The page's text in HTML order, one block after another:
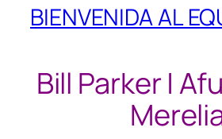
BIENVENIDA AL
Bill Parker |